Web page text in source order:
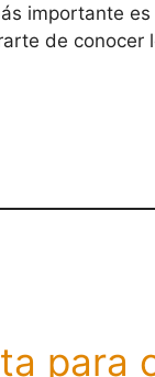
importante
de conocer
para